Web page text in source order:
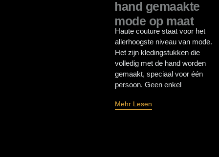
hand gemaakte
mode op maat
Haute couture staat voor het
allerhoogste niveau van mode.
Het zijn kledingstukken die
volledig met de hand worden
gemaakt, speciaal voor één
persoon. Geen enkel
Mehr Lesen